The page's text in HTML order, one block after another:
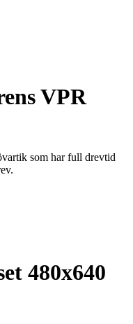
som har full drevtid